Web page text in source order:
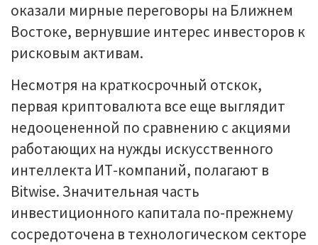
оказали мирные переговоры на Ближнем
Востоке, вернувшие интерес инвесторов к
рисковым активам.
Несмотря на краткосрочный отскок,
первая криптовалюта все еще выглядит
недооцененной по сравнению с акциями
работающих на нужды искусственного
интеллекта ИТ-компаний, полагают в
Bitwise. Значительная часть
инвестиционного капитала по-прежнему
сосредоточена в технологическом секторе